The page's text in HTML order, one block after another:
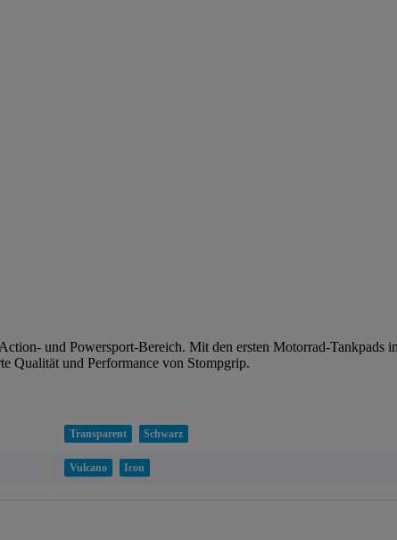
und Powersport-Bereich. Mit den ersten Motorrad-Tankpads
Qualität und Performance von Stompgrip.
Transparent Schwarz
Vulcano Icon